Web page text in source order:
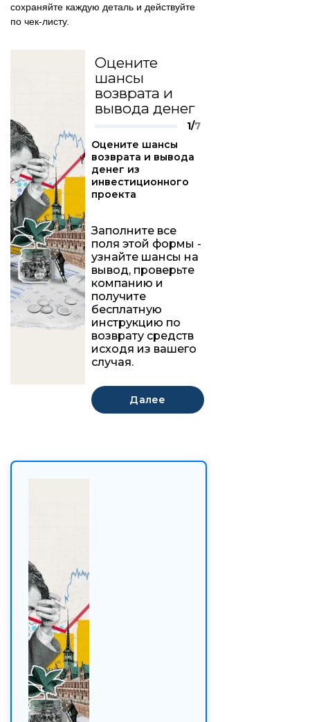
сохраняйте каждую деталь и действуйте
по чек-листу.
Оцените
шансы
возврата и
вывода денег
1/7
Оцените шансы
возврата и вывода
денег из
инвестиционного
проекта
Заполните все
поля этой формы -
узнайте шансы на
вывод, проверьте
компанию и
получите
бесплатную
инструкцию по
возврату средств
исходя из вашего
случая.